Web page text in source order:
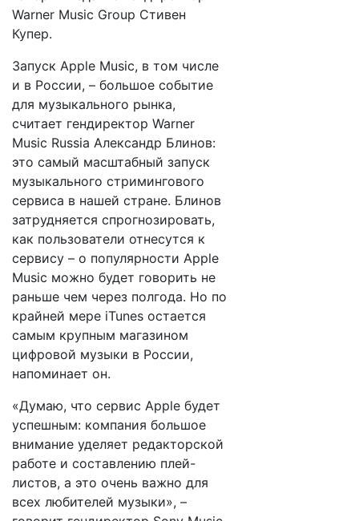
Warner Music Group Стивен
Купер.
Запуск Apple Music, в том числе
и в России, – большое событие
для музыкального рынка,
считает гендиректор Warner
Music Russia Александр Блинов:
это самый масштабный запуск
музыкального стримингового
сервиса в нашей стране. Блинов
затрудняется спрогнозировать,
как пользователи отнесутся к
сервису – о популярности Apple
Music можно будет говорить не
раньше чем через полгода. Но по
крайней мере iTunes остается
самым крупным магазином
цифровой музыки в России,
напоминает он.
«Думаю, что сервис Apple будет
успешным: компания большое
внимание уделяет редакторской
работе и составлению плей-
листов, а это очень важно для
всех любителей музыки», –